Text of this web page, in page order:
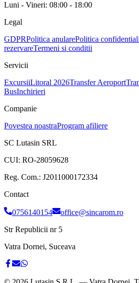
Luni - Vineri: 08:00 - 18:00
Legal
GDPRPolitica anularePolitica
rezervareTermeni si conditii
Servicii
ExcursiiLitoral 2026Transfer Aeroport
BusInchirieri
Companie
Povestea noastraProgram afiliere
SC Lutasin SRL
CUI: RO-28059628
Reg. Com.: J2011000172334
Contact
0756140154
office@sincarom.ro
Str Republicii nr 5
Vatra Dornei, Suceava